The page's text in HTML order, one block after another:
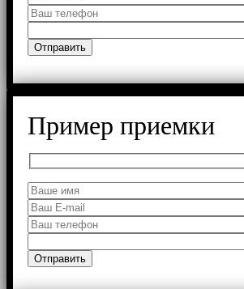
Пример приемки